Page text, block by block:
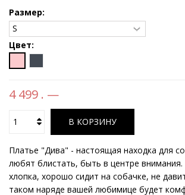
Размер:
Цвет:
4 499 . —
В КОРЗИНУ
Платье "Дива" - настоящая находка для
любят блистать, быть в центре
хлопка, хорошо сидит на собачке, не
таком наряде вашей любимице будет